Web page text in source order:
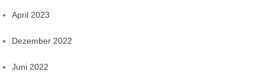
April 2023
Dezember 2022
Juni 2022